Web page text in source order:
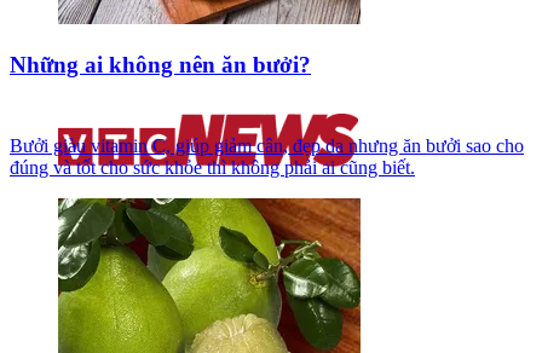
Những ai không nên ăn bưởi?
Bưởi giàu vitamin C, giúp giảm cân, đẹp da nhưng ăn bưởi sao cho
đúng và tốt cho sức khỏe thì không phải ai cũng biết.